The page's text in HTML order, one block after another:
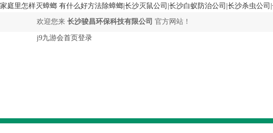
家庭里怎样灭蟑螂 有什么好方法除蟑螂|长沙灭鼠公司|长沙白蚁防治公司|长沙杀虫公
欢迎您来 长沙骏昌环保科技有限公司 官方网站！
j9九游会首页登录